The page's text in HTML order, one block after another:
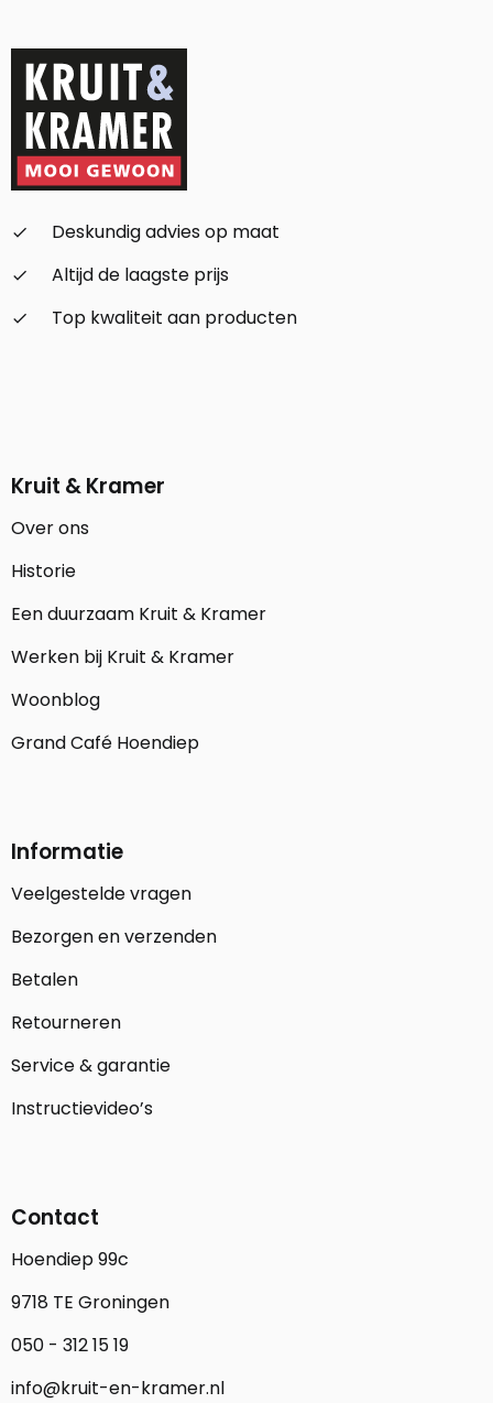
check_small
Deskundig advies op maat
check_small
Altijd de laagste prijs
check_small
Top kwaliteit aan producten
Kruit & Kramer
Over ons
Historie
Een duurzaam Kruit & Kramer
Werken bij Kruit & Kramer
Woonblog
Grand Café Hoendiep
Informatie
Veelgestelde vragen
Bezorgen en verzenden
Betalen
Retourneren
Service & garantie
Instructievideo’s
Contact
Hoendiep 99c
9718 TE Groningen
050 - 312 15 19
info@kruit-en-kramer.nl